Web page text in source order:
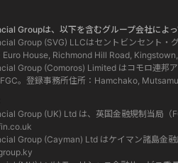
Groupは、以下を含むグループ会社によっ
Group (SVG) LLCはセントビンセント・
Euro House, Richmond Hill Road,
Group (Comoros) Limited はコモロ連邦
。登録事務所住所：Hamchako,
Group (UK) Ltd は、英国金融規制当局（
Group (Cayman) Ltd はケイマン諸島金